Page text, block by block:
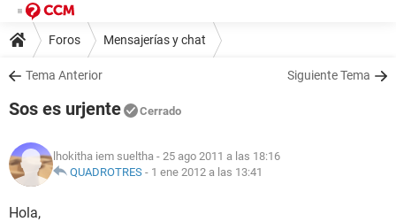
Foros Mensajerías y chat
Tema Anterior Siguiente Tema
Sos es urjente Cerrado
lhokitha iem sueltha - 25 ago 2011 a las 18:16
QUADROTRES - 1 ene 2012 a las 13:41
Hola,